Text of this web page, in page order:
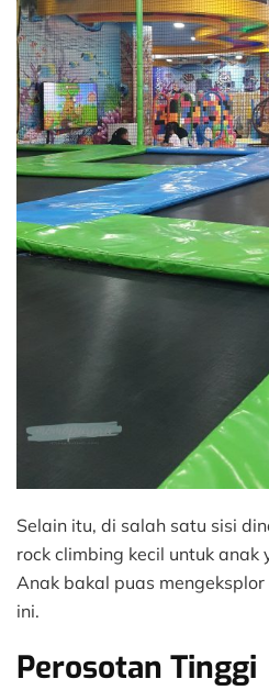
Selain itu, di salah satu sisi
rock climbing kecil untuk anak
Anak bakal puas
ini.
Perosotan Tinggi